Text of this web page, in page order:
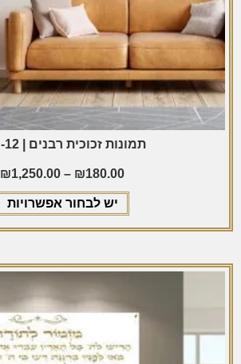
תמונות זכוכית רבנים | GIB-12
₪180.00
–
₪1,250.00
יש לבחור אפשרויות